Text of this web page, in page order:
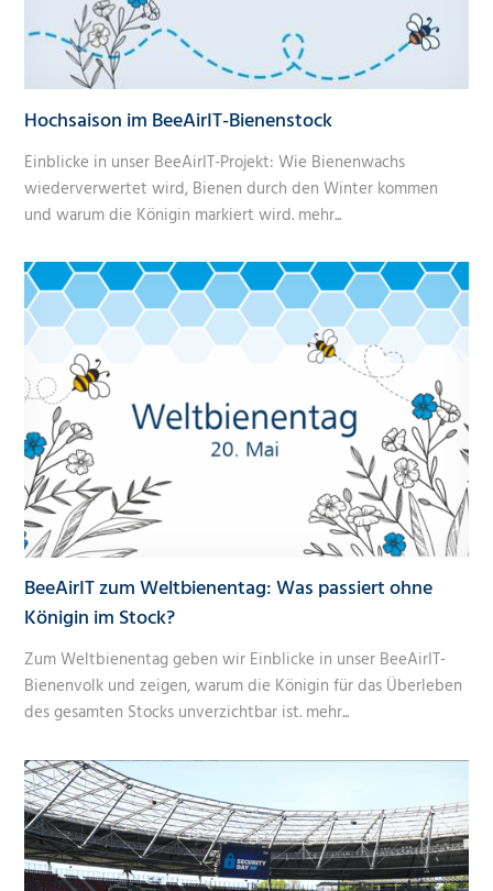
Hochsaison im BeeAirIT-Bienenstock
Einblicke in unser BeeAirIT-Projekt: Wie Bienenwachs
wiederverwertet wird, Bienen durch den Winter kommen
und warum die Königin markiert wird. mehr...
BeeAirIT zum Weltbienentag: Was passiert ohne
Königin im Stock?
Zum Weltbienentag geben wir Einblicke in unser BeeAirIT-
Bienenvolk und zeigen, warum die Königin für das Überleben
des gesamten Stocks unverzichtbar ist. mehr...